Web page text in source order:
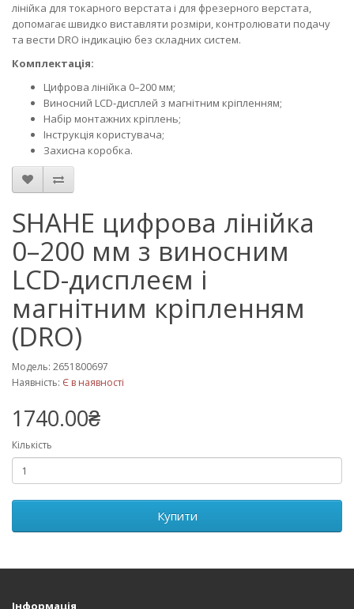
лінійка для токарного верстата і для фрезерного верстата,
допомагає швидко виставляти розміри, контролювати подачу
та вести DRO індикацію без складних систем.
Комплектація:
Цифрова лінійка 0–200 мм;
Виносний LCD‑дисплей з магнітним кріпленням;
Набір монтажних кріплень;
Інструкція користувача;
Захисна коробка.
SHAHE цифрова лінійка
0–200 мм з виносним
LCD-дисплеєм і
магнітним кріпленням
(DRO)
Модель: 2651800697
Наявність: Є в наявності
1740.00₴
Кількість
Купити
Інформація